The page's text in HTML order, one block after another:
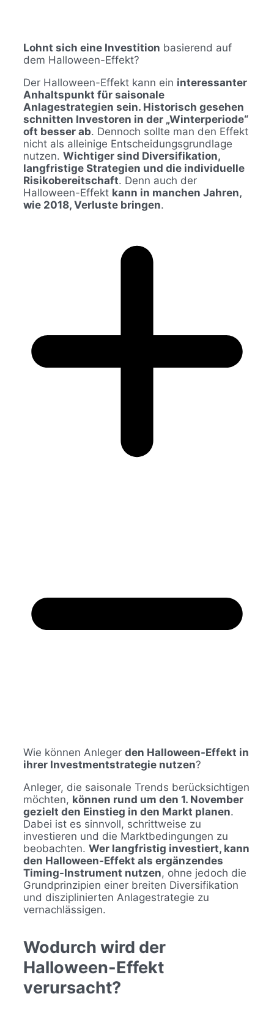
Lohnt sich eine Investition basierend auf
dem Halloween-Effekt?
Der Halloween-Effekt kann ein interessanter
Anhaltspunkt für saisonale
Anlagestrategien sein. Historisch gesehen
schnitten Investoren in der „Winterperiode“
oft besser ab. Dennoch sollte man den Effekt
nicht als alleinige Entscheidungsgrundlage
nutzen. Wichtiger sind Diversifikation,
langfristige Strategien und die individuelle
Risikobereitschaft. Denn auch der
Halloween-Effekt kann in manchen Jahren,
wie 2018, Verluste bringen.
Wie können Anleger den Halloween-Effekt in
ihrer Investmentstrategie nutzen?
Anleger, die saisonale Trends berücksichtigen
möchten, können rund um den 1. November
gezielt den Einstieg in den Markt planen.
Dabei ist es sinnvoll, schrittweise zu
investieren und die Marktbedingungen zu
beobachten. Wer langfristig investiert, kann
den Halloween-Effekt als ergänzendes
Timing-Instrument nutzen, ohne jedoch die
Grundprinzipien einer breiten Diversifikation
und disziplinierten Anlagestrategie zu
vernachlässigen.
Wodurch wird der
Halloween-Effekt
verursacht?